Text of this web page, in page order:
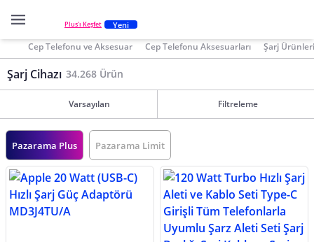
Plus'ı Keşfet Yeni
Cep Telefonu ve Aksesuar Cep Telefonu Aksesuarları Şarj
Şarj Cihazı 34.268 Ürün
Varsayılan Filtreleme
Pazarama Plus Pazarama Limit